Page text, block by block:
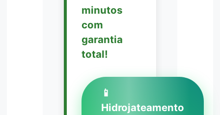
minutos
com
garantia
total!
📱
Hidrojateamento